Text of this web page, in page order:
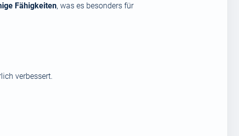
Fähigkeiten, was es besonders für
verbessert.